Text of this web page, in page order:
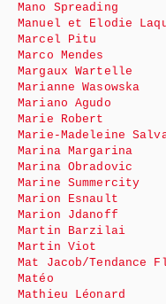
Mano Spreading
Manuel et Elodie
Marcel Pitu
Marco Mendes
Margaux Wartelle
Marianne Wasowska
Mariano Agudo
Marie Robert
Marie-Madeleine
Marina Margarina
Marina Obradovic
Marine Summercity
Marion Esnault
Marion Jdanoff
Martin Barzilai
Martin Viot
Mat Jacob/Tendance
Matéo
Mathieu Léonard